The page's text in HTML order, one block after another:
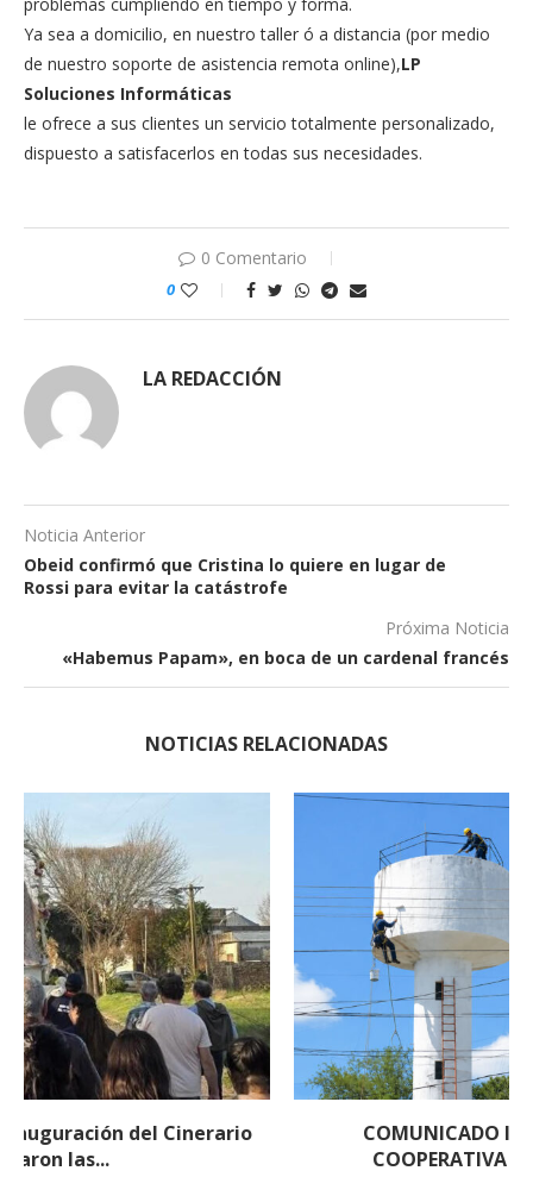
Ya sea a domicilio, en nuestro taller ó a distancia (por medio
de nuestro soporte de asistencia remota online),LP
Soluciones Informáticas
le ofrece a sus clientes un servicio totalmente personalizado,
dispuesto a satisfacerlos en todas sus necesidades.
0 Comentario
0
LA REDACCIÓN
Noticia Anterior
Obeid confirmó que Cristina lo quiere en lugar de
Rossi para evitar la catástrofe
Próxima Noticia
«Habemus Papam», en boca de un cardenal francés
NOTICIAS RELACIONADAS
COMUNICADO IMPORTANTE DE LA
COOPERATIVA ELÉCTRICA DE EL...